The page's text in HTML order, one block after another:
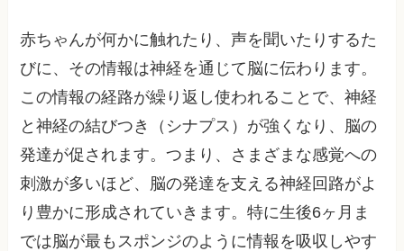
赤ちゃんが何かに触れたり、声を聞いたりするた
びに、その情報は神経を通じて脳に伝わります。
この情報の経路が繰り返し使われることで、神経
と神経の結びつき（シナプス）が強くなり、脳の
発達が促されます。つまり、さまざまな感覚への
刺激が多いほど、脳の発達を支える神経回路がよ
り豊かに形成されていきます。特に生後6ヶ月ま
では脳が最もスポンジのように情報を吸収しやす